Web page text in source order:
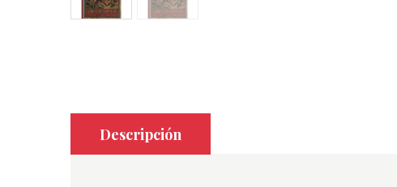
Descripción